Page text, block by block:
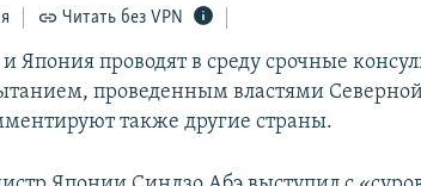
Читать без VPN
Япония проводят в среду срочные
проведенным властями
также другие страны.